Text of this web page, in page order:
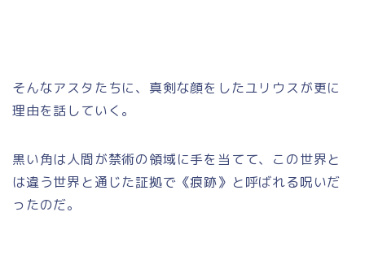
そんなアスタたちに、真剣な顔をしたユリウスが更に
理由を話していく。
黒い角は人間が禁術の領域に手を当てて、この世界と
は違う世界と通じた証拠で《痕跡》と呼ばれる呪いだ
ったのだ。